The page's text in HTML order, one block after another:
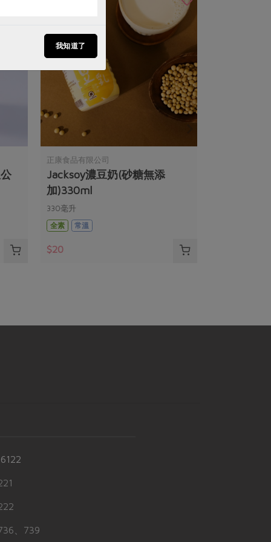
正康食品有限公司
Jacksoy濃豆奶(砂糖無添
加)330ml
330毫升
全素
常溫
$20
、739
我知道了